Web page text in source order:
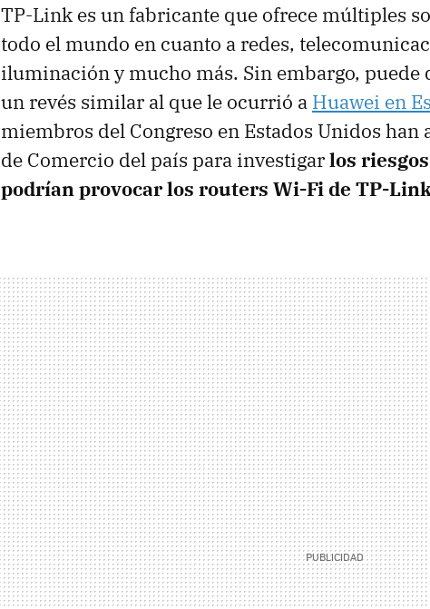
TP-Link es un fabricante que ofrece múltiples
todo el mundo en cuanto a redes,
iluminación y mucho más. Sin embargo, puede
un revés similar al que le ocurrió a Huawei en
miembros del Congreso en Estados Unidos han
de Comercio del país para investigarlos
podrían provocar los routers Wi-Fi de TP-